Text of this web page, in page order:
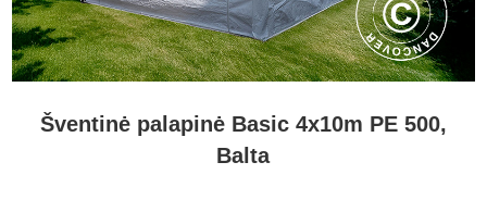
Šventinė palapinė Basic 4x10m PE 500,
Balta